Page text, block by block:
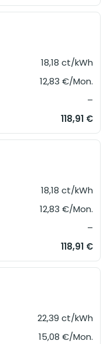
18,18 ct/kWh
12,83 €/Mon.
–
118,91 €
18,18 ct/kWh
12,83 €/Mon.
–
118,91 €
22,39 ct/kWh
15,08 €/Mon.